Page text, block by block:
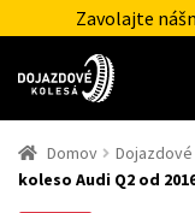
Zavolajte
Domov
koleso Audi Q2 od